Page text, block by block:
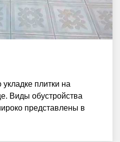
плитки на
Виды обустройства
представлены в